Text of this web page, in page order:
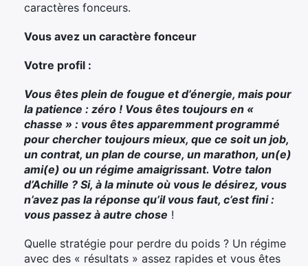
caractères fonceurs.
Vous avez un caractère fonceur
Votre profil :
Vous êtes plein de fougue et d’énergie, mais pour
la patience : zéro ! Vous êtes toujours en «
chasse » : vous êtes apparemment programmé
pour chercher toujours mieux, que ce soit un job,
un contrat, un plan de course, un marathon, un(e)
ami(e) ou un régime amaigrissant. Votre talon
d’Achille ? Si, à la minute où vous le désirez, vous
n’avez pas la réponse qu’il vous faut, c’est fini :
vous passez à autre chose !
Quelle stratégie pour perdre du poids ? Un régime
avec des « résultats » assez rapides et vous êtes